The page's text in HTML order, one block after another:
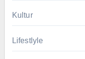
Kultur
Lifestlyle